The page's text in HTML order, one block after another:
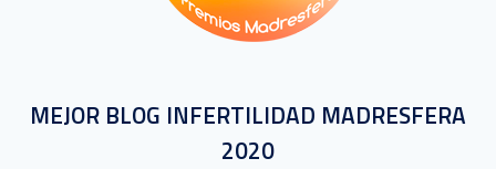
MEJOR BLOG INFERTILIDAD MADRESFERA
2020